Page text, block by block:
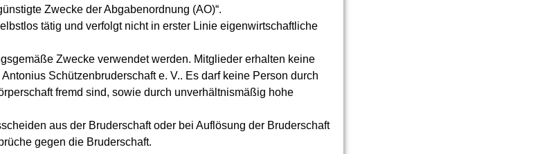
Zwecke der Abgabenordnung (AO)“.
tätig und verfolgt nicht in erster Linie eigenwirtschaftliche
Zwecke verwendet werden. Mitglieder erhalten keine
Schützenbruderschaft e. V.. Es darf keine Person durch
fremd sind, sowie durch unverhältnismäßig hohe
aus der Bruderschaft oder bei Auflösung der Bruderschaft
gegen die Bruderschaft.